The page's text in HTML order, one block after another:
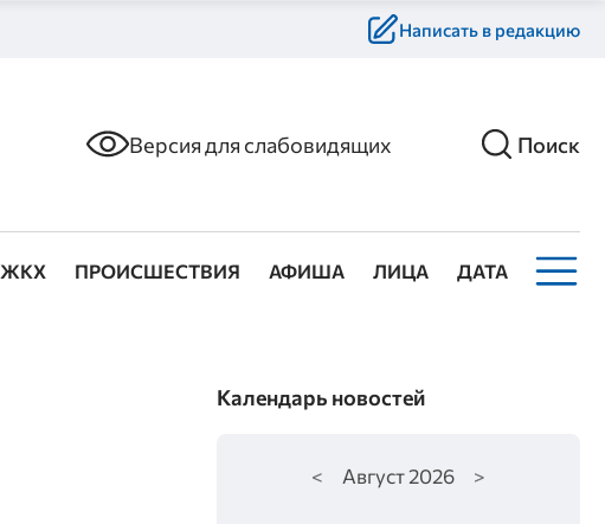
Написать в редакцию
Версия для слабовидящих Поиск
ЖКХ ПРОИСШЕСТВИЯ АФИША ЛИЦА ДАТА
Календарь новостей
< Август2026 >